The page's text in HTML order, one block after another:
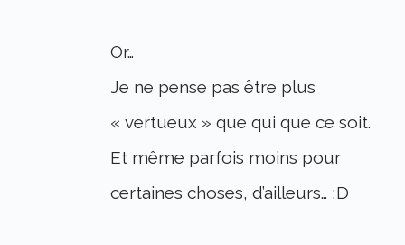
Or…
Je ne pense pas être plus
« vertueux » que qui que ce soit.
Et même parfois moins pour
certaines choses, d’ailleurs… ;D